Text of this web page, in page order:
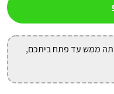
ממש עד פתח ביתכם,